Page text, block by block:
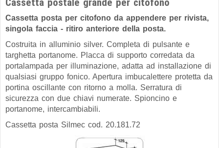
Cassetta postale grande per citofono
Cassetta posta per citofono da appendere per rivista,
singola faccia - ritiro anteriore della posta.
Costruita in alluminio silver. Completa di pulsante e
targhetta portanome. Placca di supporto corredata da
portalampada per illuminazione, adatta ad installazione di
qualsiasi gruppo fonico. Apertura imbucalettere protetta da
portina oscillante con ritorno a molla. Serratura di
sicurezza con due chiavi numerate. Spioncino e
portanome, intercambiabili.
Cassetta posta Silmec cod. 20.181.72